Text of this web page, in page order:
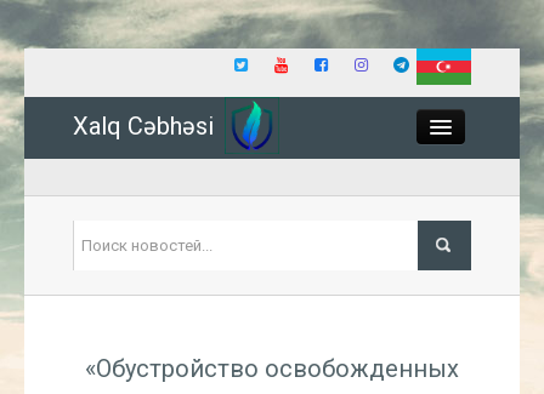
Xalq Cəbhəsi
Экономика
«Обустройство освобожденных